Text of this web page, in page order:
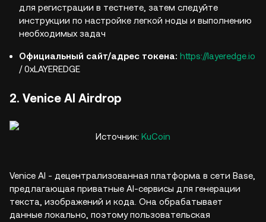
для регистрации в тестнете, затем следуйте
инструкции по настройке легкой ноды и выполнению
необходимых задач
Официальный сайт/адрес токена: https://layeredge.io
/ 0xLAYEREDGE
2. Venice AI Airdrop
Источник: KuCoin
Venice AI - децентрализованная платформа в сети Base,
предлагающая приватные AI-сервисы для генерации
текста, изображений и кода. Она обрабатывает
данные локально, поэтому пользовательская